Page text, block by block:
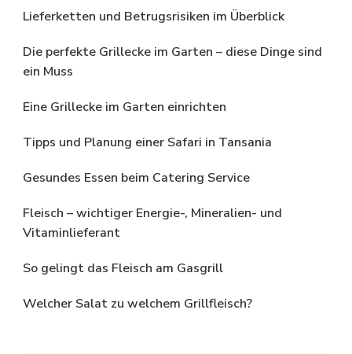
Lieferketten und Betrugsrisiken im Überblick
Die perfekte Grillecke im Garten – diese Dinge sind
ein Muss
Eine Grillecke im Garten einrichten
Tipps und Planung einer Safari in Tansania
Gesundes Essen beim Catering Service
Fleisch – wichtiger Energie-, Mineralien- und
Vitaminlieferant
So gelingt das Fleisch am Gasgrill
Welcher Salat zu welchem Grillfleisch?